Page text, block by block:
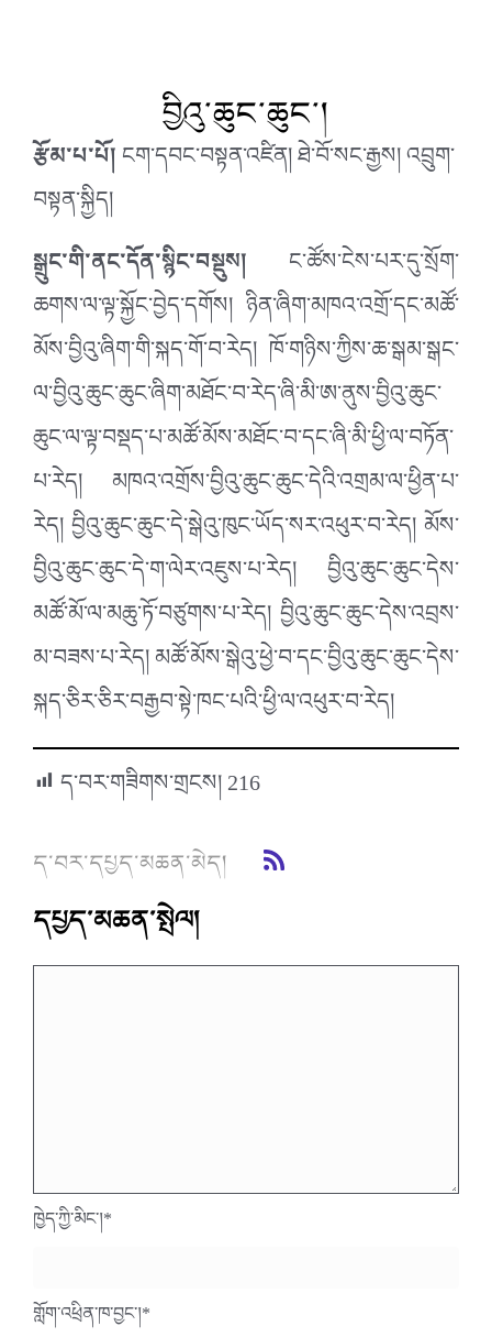
བྱིའུ་ཆུང་ཆུང་།
རྩོམ་པ་པོ།ངག་དབང་བསྟན་འཛིན། ཐེ་བོ་སང་རྒྱས། འབྲུག་
བསྟན་སྐྱིད།
སྒྲུང་གི་ནང་དོན་སྙིང་བསྡུས། ང་ཚོས་ངེས་པར་དུ་སྲོག་
ཆགས་ལ་ལྟ་སྐྱོང་བྱེད་དགོས། ཉིན་ཞིག་མཁའ་འགྲོ་དང་མཚོ་
མོས་བྱིའུ་ཞིག་གི་སྐད་གོ་བ་རེད། ཁོ་གཉིས་ཀྱིས་ཆ་སྒམ་སྒང་
ལ་བྱིའུ་ཆུང་ཆུང་ཞིག་མཐོང་བ་རེད་ཞི་མི་ཨ་ནུས་བྱིའུ་ཆུང་
ཆུང་ལ་ལྟ་བསྡད་པ་མཚོ་མོས་མཐོང་བ་དང་ཞི་མི་ཕྱི་ལ་བཏོན་
པ་རེད། མཁའ་འགྲོས་བྱིའུ་ཆུང་ཆུང་དེའི་འགྲམ་ལ་ཕྱིན་པ་
རེད། བྱིའུ་ཆུང་ཆུང་དེ་སྒེའུ་ཁུང་ཡོད་སར་འཕུར་བ་རེད། མོས་
བྱིའུ་ཆུང་ཆུང་དེ་ག་ལེར་འཇུས་པ་རེད། བྱིའུ་ཆུང་ཆུང་དེས་
མཚོ་མོ་ལ་མཆུ་ཏོ་བཙུགས་པ་རེད། བྱིའུ་ཆུང་ཆུང་དེས་འབྲས་
མ་བཟས་པ་རེད། མཚོ་མོས་སྒེའུ་ཕྱེ་བ་དང་བྱིའུ་ཆུང་ཆུང་དེས་
སྐད་ཅིར་ཅིར་བརྒྱབ་སྟེ་ཁང་པའི་ཕྱི་ལ་འཕུར་བ་རེད།
ད་བར་གཟིགས་གྲངས།216
ད་བར་དཔྱད་མཆན་མེད།
དཔྱད་མཆན་སྤེལ།
ཁྱེད་ཀྱི་མིང་།*
གློག་འཕྲིན་ཁ་བྱང་།*